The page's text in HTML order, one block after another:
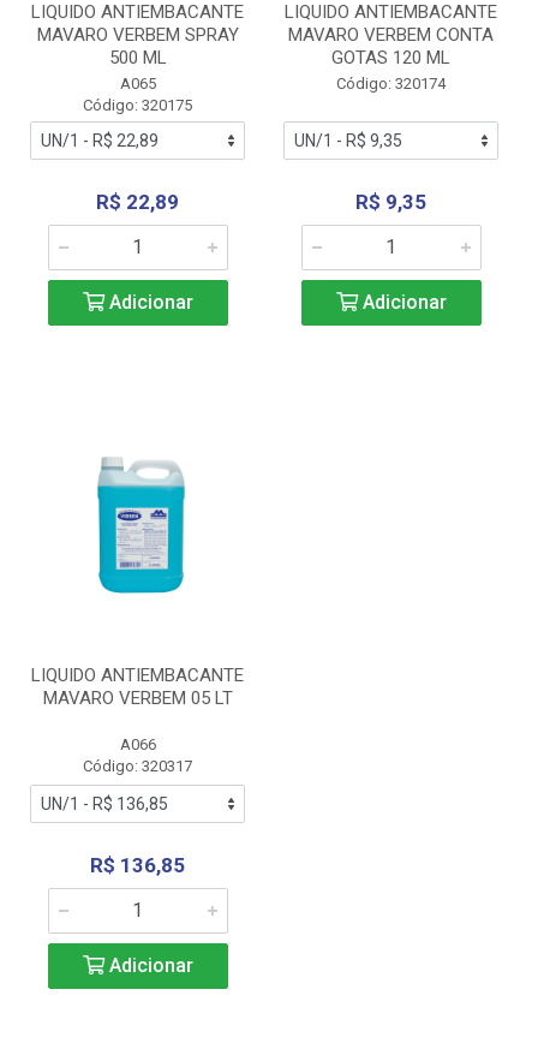
LIQUIDO ANTIEMBACANTE
MAVARO VERBEM SPRAY
500 ML
A065
Código: 320175
R$ 22,89
Adicionar
LIQUIDO ANTIEMBACANTE
MAVARO VERBEM CONTA
GOTAS 120 ML
Código: 320174
R$ 9,35
Adicionar
LIQUIDO ANTIEMBACANTE
MAVARO VERBEM 05 LT
A066
Código: 320317
R$ 136,85
Adicionar